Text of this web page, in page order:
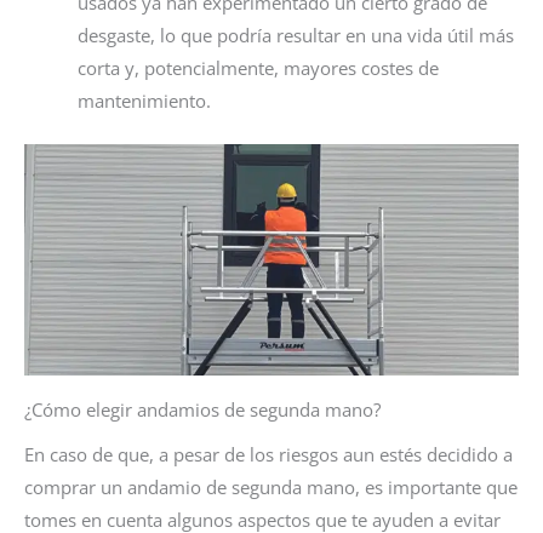
desgaste, lo que podría resultar en una vida útil más
corta y, potencialmente, mayores costes de
mantenimiento.
¿Cómo elegir andamios de segunda mano?
En caso de que, a pesar de los riesgos aun estés decidido a
comprar un andamio de segunda mano, es importante que
tomes en cuenta algunos aspectos que te ayuden a evitar